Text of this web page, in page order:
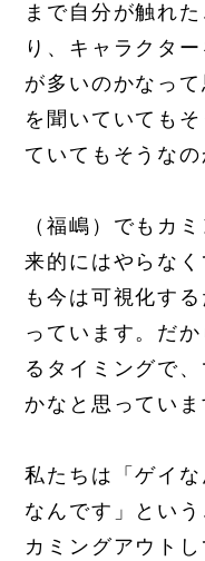
まで自分が触れ
り、キャラクタ
が多いのかなっ
を聞いていても
ていてもそうなの
（福嶋）でもカ
来的にはやらな
も今は可視化す
っています。だ
るタイミングで
かなと思っていま
私たちは「ゲイ
なんです」とい
カミングアウト